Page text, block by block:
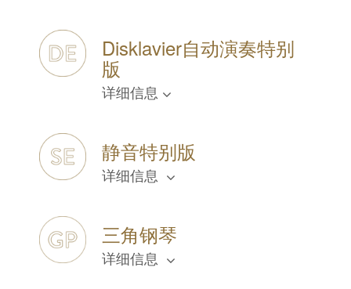
Disklavier自动演奏特别
版
详细信息
静音特别版
详细信息
三角钢琴
详细信息